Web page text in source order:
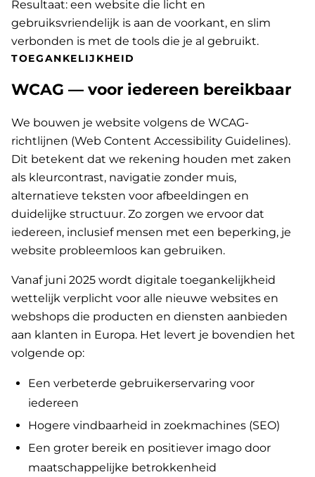
Resultaat: een website die licht en
gebruiksvriendelijk is aan de voorkant, en slim
verbonden is met de tools die je al gebruikt.
TOEGANKELIJKHEID
WCAG — voor iedereen bereikbaar
We bouwen je website volgens de WCAG-
richtlijnen (Web Content Accessibility Guidelines).
Dit betekent dat we rekening houden met zaken
als kleurcontrast, navigatie zonder muis,
alternatieve teksten voor afbeeldingen en
duidelijke structuur. Zo zorgen we ervoor dat
iedereen, inclusief mensen met een beperking, je
website probleemloos kan gebruiken.
Vanaf juni 2025 wordt digitale toegankelijkheid
wettelijk verplicht voor alle nieuwe websites en
webshops die producten en diensten aanbieden
aan klanten in Europa. Het levert je bovendien het
volgende op:
Een verbeterde gebruikerservaring voor
iedereen
Hogere vindbaarheid in zoekmachines (SEO)
Een groter bereik en positiever imago door
maatschappelijke betrokkenheid